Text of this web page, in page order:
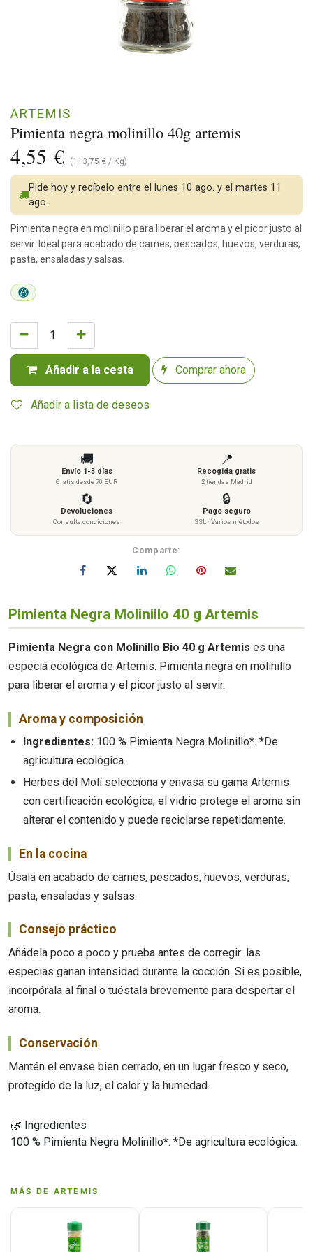
Pimienta negra molinillo 40g artemis
ARTEMIS
4,55 € (113,75 € / Kg)
Añadir a la cesta Comprar ahora
Añadir a lista de deseos
Pide hoy y recíbelo entre el lunes 10 ago. y el martes 11
ago.
Pimienta negra en molinillo para liberar el aroma y el picor justo al
servir. Ideal para acabado de carnes, pescados, huevos, verduras,
pasta, ensaladas y salsas.
🚚
Envío 1-3 días
Gratis desde 70 EUR
📍
Recogida gratis
2 tiendas Madrid
🔄
Devoluciones
Consulta condiciones
🔒
Pago seguro
SSL · Varios métodos
Comparte:
Pimienta Negra Molinillo 40 g Artemis
Pimienta Negra con Molinillo Bio 40 g Artemis es una
especia ecológica de Artemis. Pimienta negra en molinillo
para liberar el aroma y el picor justo al servir.
Aroma y composición
Ingredientes:100 % Pimienta Negra Molinillo*. *De
agricultura ecológica.
Herbes del Molí selecciona y envasa su gama Artemis
con certificación ecológica; el vidrio protege el aroma sin
alterar el contenido y puede reciclarse repetidamente.
En la cocina
Úsala en acabado de carnes, pescados, huevos, verduras,
pasta, ensaladas y salsas.
Consejo práctico
Añádela poco a poco y prueba antes de corregir: las
especias ganan intensidad durante la cocción. Si es posible,
incorpórala al final o tuéstala brevemente para despertar el
aroma.
Conservación
Mantén el envase bien cerrado, en un lugar fresco y seco,
protegido de la luz, el calor y la humedad.
🌿 Ingredientes
100 % Pimienta Negra Molinillo*. *De agricultura ecológica.
MÁS DE ARTEMIS